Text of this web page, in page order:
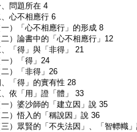
問題所在 4
心不相應行 6
一）「心不相應行」的形成 8
二）論書中的「心不相應行」12
「得」與「非得」 21
一）「得」24
二）「非得」26
、「得」的實有性 28
依「用」證「體」 33
一）婆沙師的「建立因」說 35
二）悟入的「稱說因」說 36
三）眾賢的「不失法因」、「智幖幟